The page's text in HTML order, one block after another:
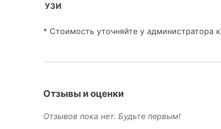
УЗИ
* Стоимость уточняйте у администратора
Отзывы и оценки
Отзывов пока нет. Будьте первым!